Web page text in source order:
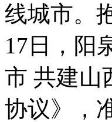
线城市。
17日，阳
市 共建山
协议》，